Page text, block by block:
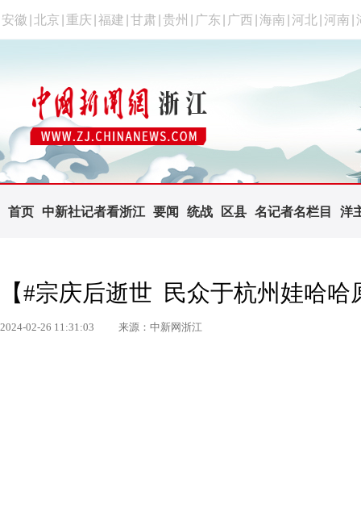
安徽 北京 重庆 福建 甘肃 贵州 广东 广西 海南 河北 河南
首页 中新社记者看浙江 要闻 统战 区县 名记者名栏目 洋
【#宗庆后逝世 民众于杭州娃哈
2024-02-26 11:31:03 来源：中新网浙江